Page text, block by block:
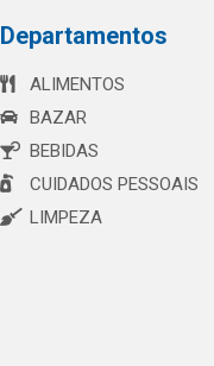
Departamentos
ALIMENTOS
BAZAR
BEBIDAS
CUIDADOS PESSOAIS
LIMPEZA